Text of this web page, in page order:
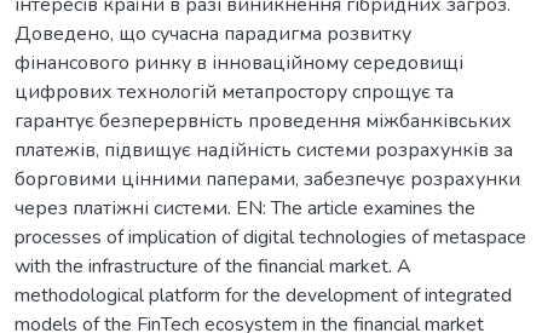
Доведено, що сучасна парадигма розвитку
фінансового ринку в інноваційному середовищі
цифрових технологій метапростору спрощує та
гарантує безперервність проведення міжбанківських
платежів, підвищує надійність системи розрахунків за
борговими цінними паперами, забезпечує розрахунки
через платіжні системи. EN: The article examines the
processes of implication of digital technologies of metaspace
with the infrastructure of the financial market. A
methodological platform for the development of integrated
models of the FinTech ecosystem in the financial market